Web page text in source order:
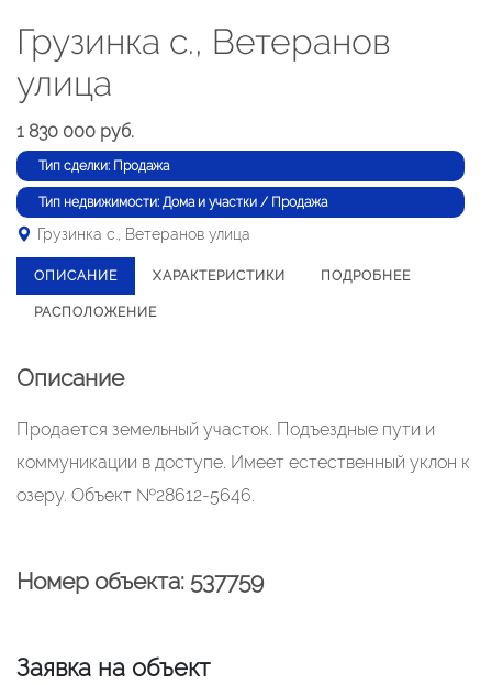
Грузинка с., Ветеранов
улица
1 830 000 руб.
Тип сделки: Продажа
Тип недвижимости: Дома и участки / Продажа
Грузинка с., Ветеранов улица
ОПИСАНИЕ ХАРАКТЕРИСТИКИ ПОДРОБНЕЕ
РАСПОЛОЖЕНИЕ
Описание
Продается земельный участок. Подъездные пути и
коммуникации в доступе. Имеет естественный уклон к
озеру. Объект №28612-5646.
Номер объекта: 537759
Заявка на объект